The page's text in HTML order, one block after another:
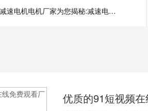
深圳减速电机电机厂家为您揭秘:减速电机和普通电机的区别